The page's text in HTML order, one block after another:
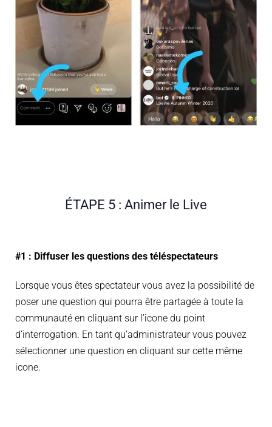
ÉTAPE 5 : Animer le Live
#1 : Diffuser les questions des téléspectateurs
Lorsque vous êtes spectateur vous avez la possibilité de
poser une question qui pourra être partagée à toute la
communauté en cliquant sur l’icone du point
d’interrogation. En tant qu’administrateur vous pouvez
sélectionner une question en cliquant sur cette même
icone.